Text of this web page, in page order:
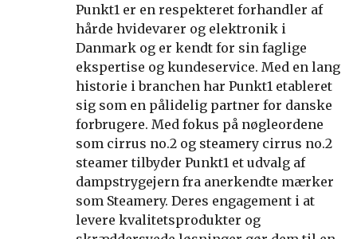
Punkt1 er en respekteret forhandler af
hårde hvidevarer og elektronik i
Danmark og er kendt for sin faglige
ekspertise og kundeservice. Med en lang
historie i branchen har Punkt1 etableret
sig som en pålidelig partner for danske
forbrugere. Med fokus på nøgleordene
som cirrus no.2 og steamery cirrus no.2
steamer tilbyder Punkt1 et udvalg af
dampstrygejern fra anerkendte mærker
som Steamery. Deres engagement i at
levere kvalitetsprodukter og